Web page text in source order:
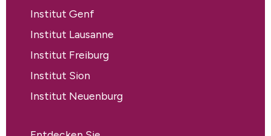
Institut Genf
Institut Lausanne
Institut Freiburg
Institut Sion
Institut Neuenburg